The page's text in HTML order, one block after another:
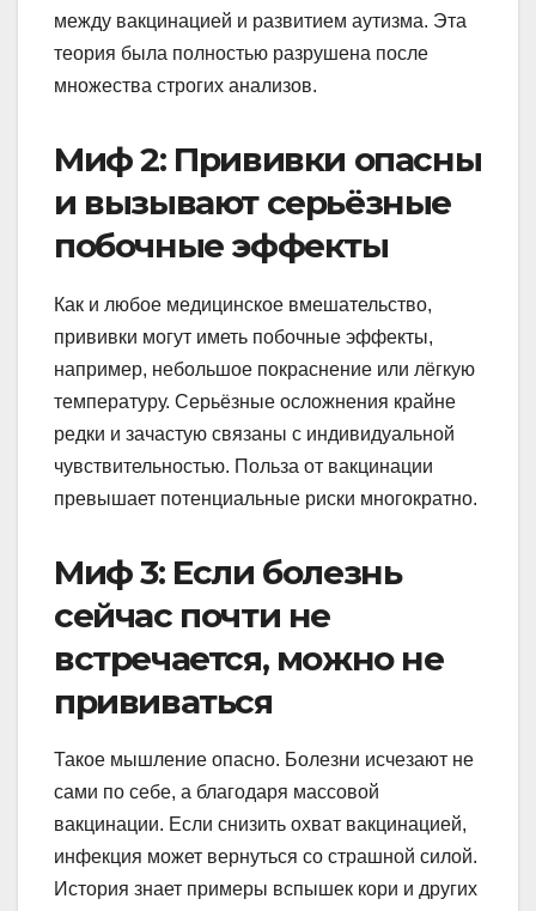
между вакцинацией и развитием аутизма. Эта
теория была полностью разрушена после
множества строгих анализов.
Миф 2: Прививки опасны
и вызывают серьёзные
побочные эффекты
Как и любое медицинское вмешательство,
прививки могут иметь побочные эффекты,
например, небольшое покраснение или лёгкую
температуру. Серьёзные осложнения крайне
редки и зачастую связаны с индивидуальной
чувствительностью. Польза от вакцинации
превышает потенциальные риски многократно.
Миф 3: Если болезнь
сейчас почти не
встречается, можно не
прививаться
Такое мышление опасно. Болезни исчезают не
сами по себе, а благодаря массовой
вакцинации. Если снизить охват вакцинацией,
инфекция может вернуться со страшной силой.
История знает примеры вспышек кори и других